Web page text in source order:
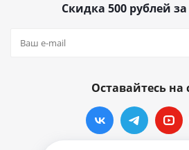
Скидка 500 рублей
Оставайтесь на